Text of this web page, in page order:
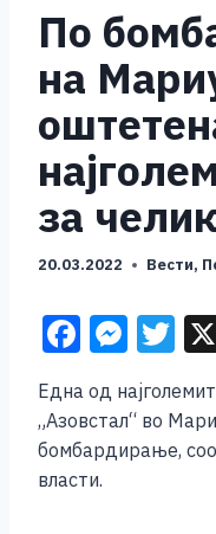
По
на
за
20.03.2022 Вести,
F
c
e
b
M
e
ss
e
T
tt
er
Eдна од
„Азовстал“ во
бомбардирање,
власти.